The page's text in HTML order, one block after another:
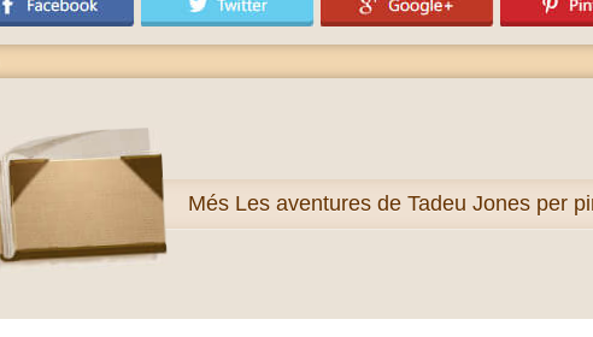
Més Les aventures de Tadeu Jones per